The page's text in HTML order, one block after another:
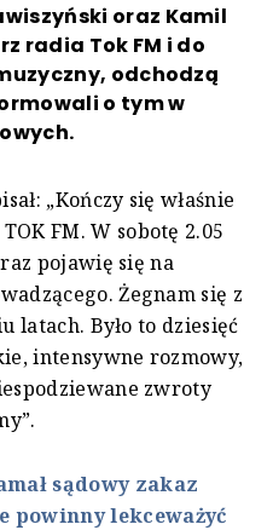
oraz Kamil
radia Tok FM i do
odchodzą
o tym w
„Kończy się właśnie
FM. W sobotę 2.05
pojawię się na
Żegnam się z
latach. Było to dziesięć
intensywne rozmowy,
zwroty
sądowy zakaz
lekceważyć